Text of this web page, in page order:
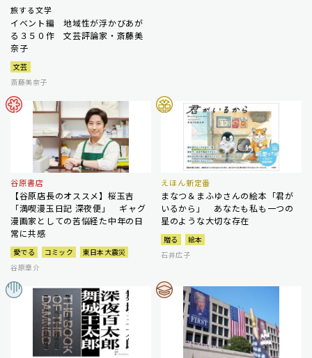
旅する文学
イベント編 地域性が浮かびあが
る３５０作 文芸評論家・斎藤美
奈子
文芸
斎藤美奈子
谷原書店
【谷原店長のオススメ】桜玉吉
「満喫漫玉日記 深夜便」 ギャグ
漫画家としての苦悩経た中年の日
常に共感
愛でる コミック
東日本大震災
谷原章介
えほん新定番
まなつ＆まふゆさんの絵本「君が
いるから」 あなたも私も一つの
星のような大切な存在
贈る
絵本
石井広子